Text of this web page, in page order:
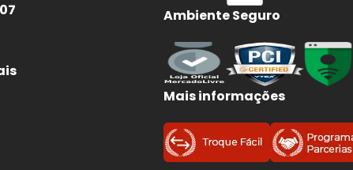
Ambiente Seguro
Mais informações